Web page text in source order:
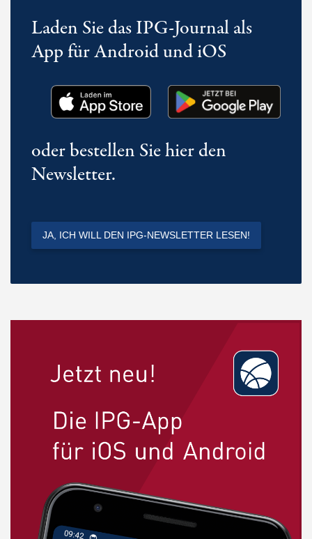
Laden Sie das IPG-Journal als
App für Android und iOS
oder bestellen Sie hier den
Newsletter.
JA, ICH WILL DEN IPG-NEWSLETTER LESEN!